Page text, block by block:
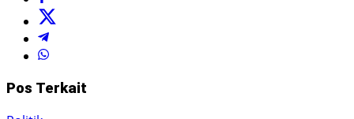
Pos Terkait